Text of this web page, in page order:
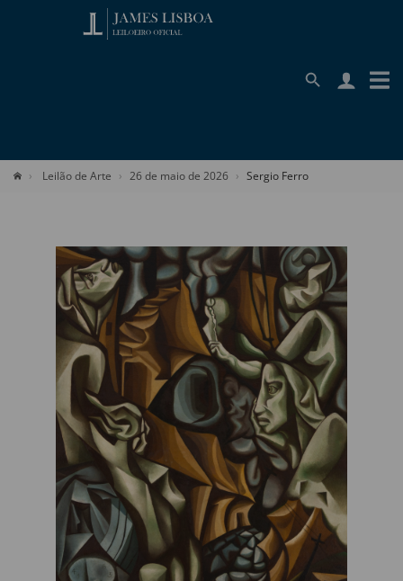
Leilão de Arte 26 de maio de 2026 Sergio Ferro